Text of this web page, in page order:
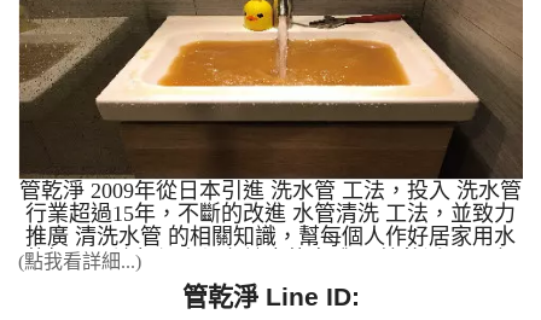
積，可提供給加盟商學習，我們提供完善的機器教
學、現場手把手清洗教學、建立口碑形象、不斷創新
都是管乾淨努力的成果。高週波管路清洗機是採用日
本規格，簡單操作，輕鬆上手是管乾淨的宗旨。 管
乾淨對於洗水管的投入研發與創新、教育客戶、服務
客戶、也培育專業的管路清洗師傅。讓客戶能獲取最
大的滿意度為目標。管乾淨很重視服務態度與客戶滿
意度，讓這個水管清洗的行業可以發揚光大，我們就
是希望讓加盟商們可以比管乾淨技術更精良，服務更
好。 我們擁有全台灣最全面、最多元的清洗水管成
功案例(全省實際案例最多)，無論您的需求多複雜，
我們都有專業的解決方案與實戰經驗： 高規格廠房
設備清洗： 科學園區： 精密儀器與機台管路的專業
清洗案例，確保生產製程不受影響。 食品工廠： 嚴
管乾淨 2009年從日本引進 洗水管 工法，投入 洗水管
行業超過15年，不斷的改進 水管清洗 工法，並致力
推廣 清洗水管 的相關知識，幫每個人作好居家用水
的把關，讓每個人都有健康的身體。 管乾淨 2012年
自創特殊 清洗水管 方法，並引進日本水管清洗機，
開放廠商加盟。 管乾淨 2014年 全省 洗水管 案例最
(點我看詳細...)
管乾淨 Line ID: